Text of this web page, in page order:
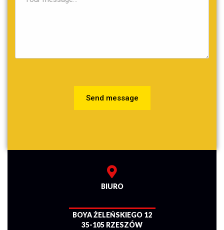
Send message
BIURO
BOYA ŻELEŃSKIEGO 12
35-105 RZESZÓW